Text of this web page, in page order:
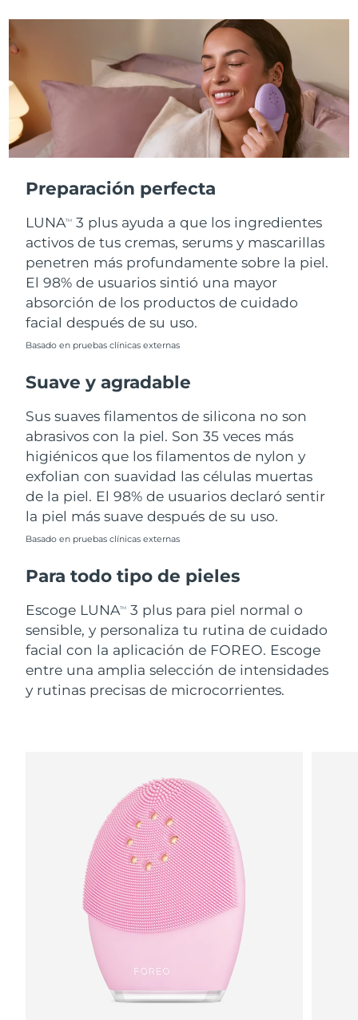
Preparación perfecta
LUNATM
3 plus ayuda a que los ingredientes
activos de tus cremas, serums y mascarillas
penetren más profundamente sobre la piel.
El 98% de usuarios sintió una mayor
absorción de los productos de cuidado
facial después de su uso.
Basado en pruebas clínicas externas
Suave y agradable
Sus suaves filamentos de silicona no son
abrasivos con la piel. Son 35 veces más
higiénicos que los filamentos de nylon y
exfolian con suavidad las células muertas
de la piel. El 98% de usuarios declaró sentir
la piel más suave después de su uso.
Basado en pruebas clínicas externas
Para todo tipo de pieles
Escoge LUNATM
3 plus para piel normal o
sensible, y personaliza tu rutina de cuidado
facial con la aplicación de FOREO. Escoge
entre una amplia selección de intensidades
y rutinas precisas de microcorrientes.
Entrega prevista
Entrega prevista
Corea del Sur Entrega prevista 8/11/26
España Entrega prevista8/9/26
Suecia Entrega prevista
Suiza Entrega prevista8/9/26
Taiwán Entrega prevista8/14/26
Tailandia Entrega prevista
Turquía
Unidos
Reino Unido Entrega prevista8/9/26
Estados Unidos Entrega prevista 8/10/26
Uzbekistán Entrega prevista8/14/26
Vietnam